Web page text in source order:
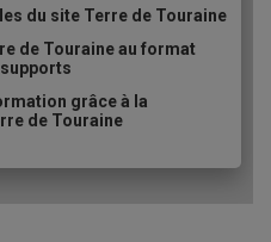
du site Terre de Touraine
de Touraine au format
grâce à la
de Touraine